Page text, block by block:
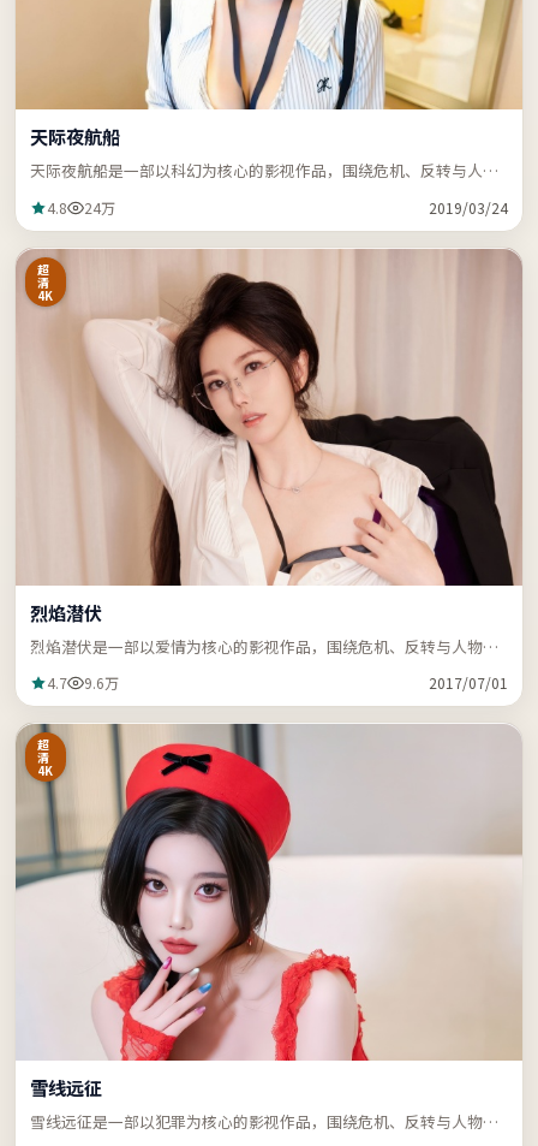
天际夜航船
天际夜航船是一部以科幻为核心的影视作品，围绕危机、反转与人物
4.8 24万 2019/03/24
超
清
4K
烈焰潜伏
烈焰潜伏是一部以爱情为核心的影视作品，围绕危机、反转与人物成
4.7 9.6万 2017/07/01
超
清
4K
雪线远征
雪线远征是一部以犯罪为核心的影视作品，围绕危机、反转与人物成